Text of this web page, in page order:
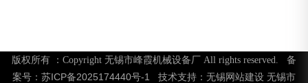
版权所有 ：Copyright 无锡市峰霞机械设备厂 All rights reserved. 备
案号： 苏ICP备2025174440号-1 技术支持： 无锡网站建设 无锡市